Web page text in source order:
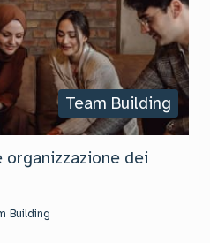
Team Building
organizzazione dei
Building